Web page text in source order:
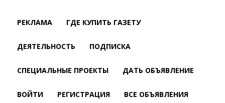
РЕКЛАМА ГДЕ КУПИТЬ ГАЗЕТУ
ДЕЯТЕЛЬНОСТЬ ПОДПИСКА
СПЕЦИАЛЬНЫЕ ПРОЕКТЫ ДАТЬ ОБЪЯВЛЕНИЕ
ВОЙТИ РЕГИСТРАЦИЯ ВСЕ ОБЪЯВЛЕНИЯ